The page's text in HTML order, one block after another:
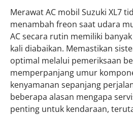
Merawat AC mobil Suzuki XL7
menambah freon saat udara
AC secara rutin memiliki
kali diabaikan. Memastikan
optimal melalui pemeriksaan
memperpanjang umur
kenyamanan sepanjang
beberapa alasan mengapa
penting untuk kendaraan,